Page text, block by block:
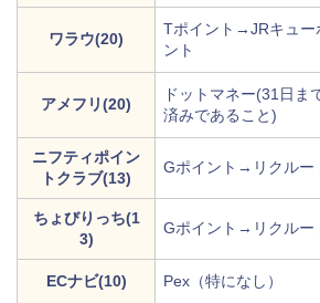
ワラウ(20)
Tポイント→JRキュ
ント
アメフリ(20)
ドットマネー(31日ま
済みであること)
ニフティポイン
トクラブ(13)
Gポイント→リクルー
ちょびりっち(1
3)
Gポイント→リクルー
ECナビ(10) Pex（特になし）